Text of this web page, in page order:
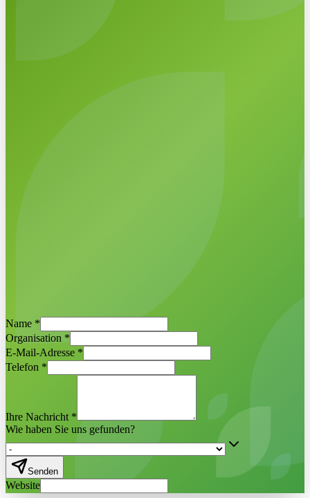
Name *
Organisation *
E-Mail-Adresse *
Telefon *
Ihre Nachricht *
Wie haben Sie uns gefunden?
Senden
Website